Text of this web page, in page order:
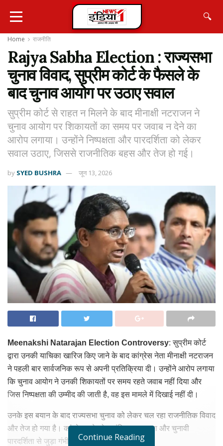
🔍
Home राजनीति
Rajya Sabha Election : राज्यसभा
चुनाव विवाद, सुप्रीम कोर्ट के फैसले के
बाद चुनाव आयोग पर उठाए सवाल
सुप्रीम कोर्ट से राहत न मिलने के बाद मीनाक्षी नटराजन ने
चुनाव आयोग पर शिकायतों का समय पर जवाब न देने का
आरोप लगाया। उन्होंने निष्पक्षता और पारदर्शिता को लेकर
सवाल उठाए, जिससे राजनीतिक बहस और तेज हो गई।
by SYED BUSHRA जून 13, 2026
Meenakshi Natarajan Election Controversy: सुप्रीम कोर्ट
द्वारा उनकी याचिका खारिज किए जाने के बाद कांग्रेस नेता मीनाक्षी नटराजन
ने पहली बार सार्वजनिक रूप से अपनी प्रतिक्रिया दी। उन्होंने आरोप लगाया
कि चुनाव आयोग ने उनकी शिकायतों पर समय रहते जवाब नहीं दिया और
जिस निष्पक्षता की उम्मीद की जाती है, वह इस मामले में दिखाई नहीं दी।
उनके इस बयान के बाद राज्यसभा चुनाव को लेकर चल रहा राजनीतिक विवाद
और तेज हो गया है। कांग्रेस इसे लोकतांत्रिक व्यवस्था और चुनावी
पारदर्शिता से जुड़ा गंभीर मुद्दा बता रही है।
Continue Reading